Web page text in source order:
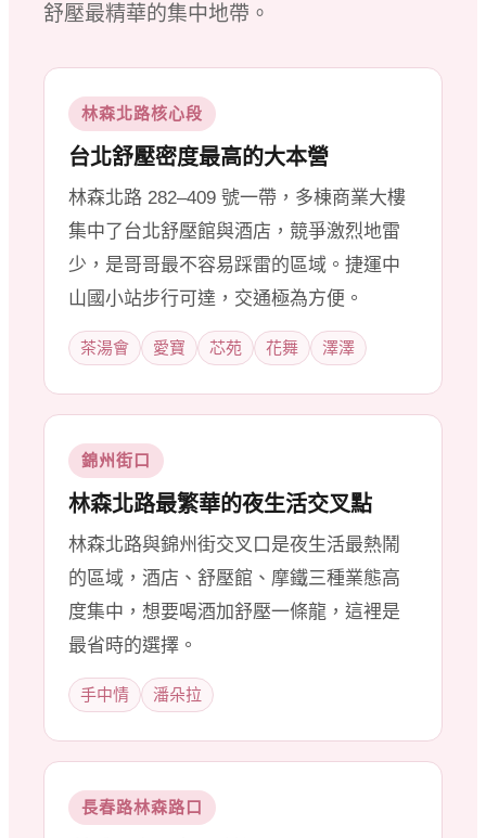
舒壓最精華的集中地帶。
林森北路核心段
台北舒壓密度最高的大本營
林森北路 282–409 號一帶，多棟商業大樓
集中了台北舒壓館與酒店，競爭激烈地雷
少，是哥哥最不容易踩雷的區域。捷運中
山國小站步行可達，交通極為方便。
茶湯會 愛寶 芯苑 花舞 澤澤
錦州街口
林森北路最繁華的夜生活交叉點
林森北路與錦州街交叉口是夜生活最熱鬧
的區域，酒店、舒壓館、摩鐵三種業態高
度集中，想要喝酒加舒壓一條龍，這裡是
最省時的選擇。
手中情 潘朵拉
長春路林森路口